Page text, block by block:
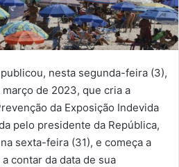
nesta segunda-feira (3),
de 2023, que cria a
da Exposição Indevida
pelo presidente da República,
sexta-feira (31), e começa a
contar da data de sua